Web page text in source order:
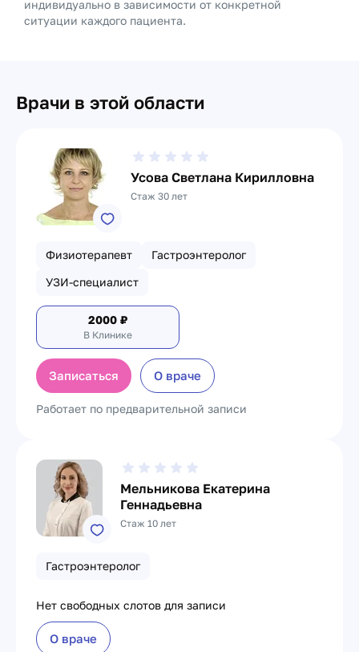
индивидуально в зависимости от конкретной
ситуации каждого пациента.
Врачи в этой области
Усова Светлана Кирилловна
Стаж 30 лет
Физиотерапевт
Гастроэнтеролог
УЗИ-специалист
2000 ₽
В Клинике
Записаться О враче
Работает по предварительной записи
Мельникова Екатерина
Геннадьевна
Стаж 10 лет
Гастроэнтеролог
Нет свободных слотов для записи
О враче